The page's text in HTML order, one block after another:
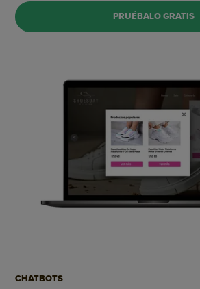
PRUÉBALO GRATIS
CHATBOTS